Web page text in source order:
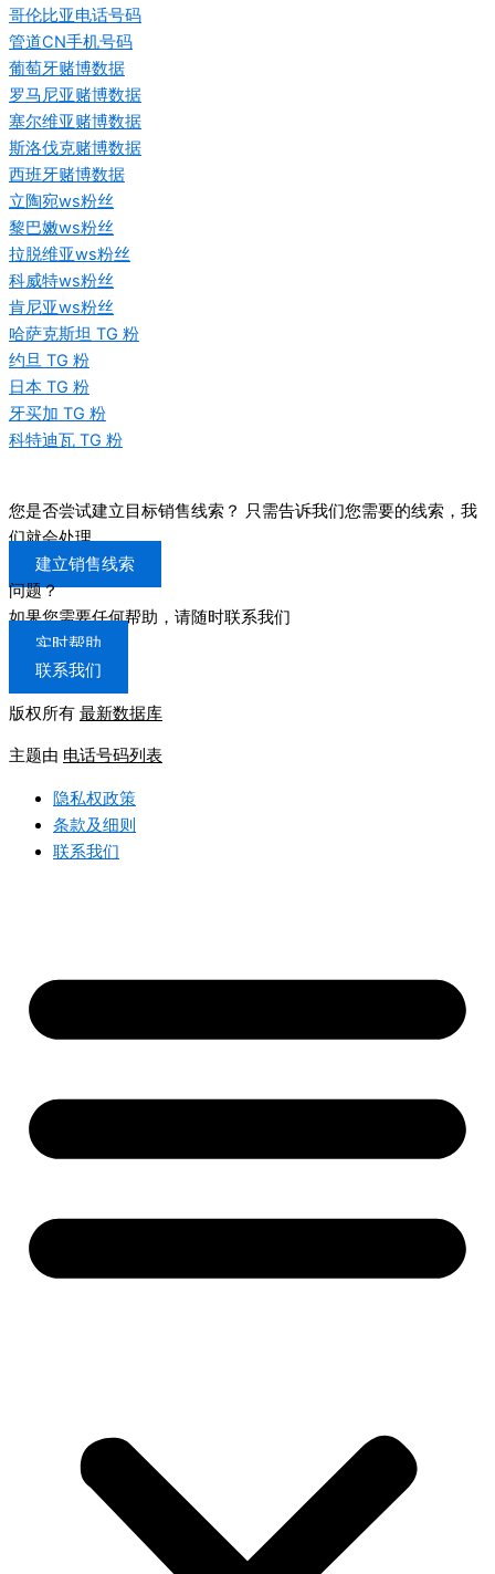
哥伦比亚电话号码
管道CN手机号码
葡萄牙赌博数据
罗马尼亚赌博数据
塞尔维亚赌博数据
斯洛伐克赌博数据
西班牙赌博数据
立陶宛ws粉丝
黎巴嫩ws粉丝
拉脱维亚ws粉丝
科威特ws粉丝
肯尼亚ws粉丝
哈萨克斯坦 TG 粉
约旦 TG 粉
日本 TG 粉
牙买加 TG 粉
科特迪瓦 TG 粉
您是否尝试建立目标销售线索？ 只需告诉我们您需要的线索，我
们就会处理
建立销售线索
问题？
如果您需要任何帮助，请随时联系我们
实时帮助
联系我们
版权所有 最新数据库
主题由 电话号码列表
隐私权政策
条款及细则
联系我们